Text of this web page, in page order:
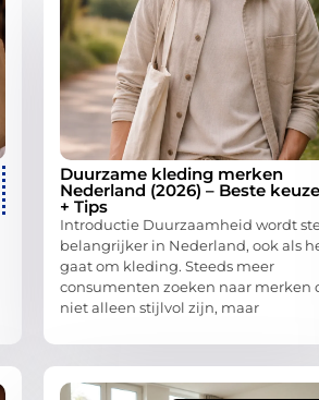
Duurzame kleding merken
Nederland (2026) – Beste
+ Tips
Introductie Duurzaamheid wordt
belangrijker in Nederland, ook als
gaat om kleding. Steeds meer
consumenten zoeken naar merken
niet alleen stijlvol zijn, maar